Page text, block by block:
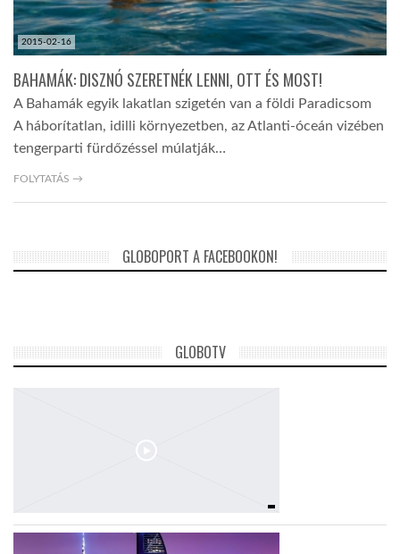
2015-02-16
BAHAMÁK: DISZNÓ SZERETNÉK LENNI, OTT ÉS MOST!
A Bahamák egyik lakatlan szigetén van a földi Paradicsom
A háborítatlan, idilli környezetben, az Atlanti-óceán vizében
tengerparti fürdőzéssel múlatják…
FOLYTATÁS →
GLOBOPORT A FACEBOOKON!
GLOBOTV